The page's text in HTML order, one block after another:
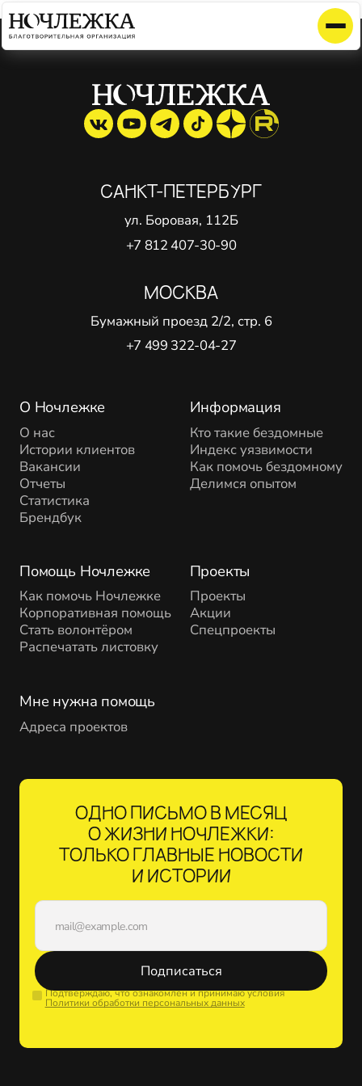
Элемент не найден!
О Ночлежке
О нас
Истории клиентов
Вакансии
Отчеты
Статистика
Брендбук
Помощь Ночлежке
Как помочь Ночлежке
Корпоративная помощь
Стать волонтёром
Распечатать листовку
Проекты
Проекты
Акции
Спецпроекты
Информация
Кто такие бездомные
Индекс уязвимости
Как помочь бездомному
Делимся опытом
Мне нужна помощь
Адреса проектов
САНКТ-ПЕТЕРБУРГ
ул. Боровая, 112Б
+7 812 407-30-90
МОСКВА
Бумажный проезд 2/2, стр. 6
+7 499 322-04-27
ОДНО ПИСЬМО В МЕСЯЦ
О ЖИЗНИ НОЧЛЕЖКИ:
ТОЛЬКО ГЛАВНЫЕ НОВОСТИ
И ИСТОРИИ
Подписаться
Подтверждаю, что ознакомлен и принимаю условия
Политики обработки персональных данных